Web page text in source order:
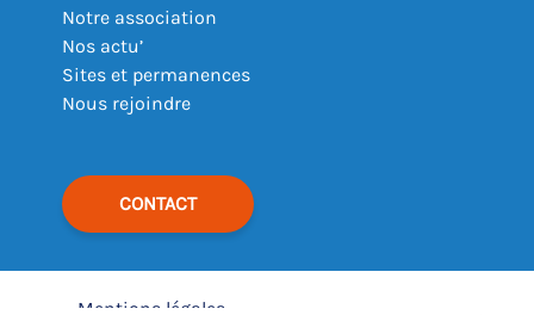
Notre association
Nos actu’
Sites et permanences
Nous rejoindre
CONTACT
Mentions légales